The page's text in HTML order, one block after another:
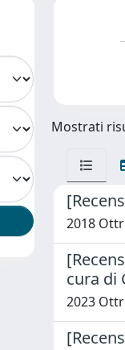
Mostrati
2018
cura di
2023